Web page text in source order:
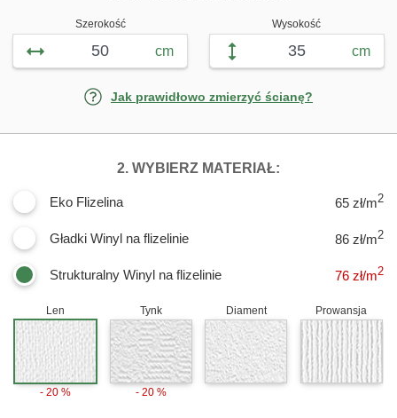
Szerokość
cm
Wysokość
cm
Jak prawidłowo zmierzyć ścianę?
2. WYBIERZ MATERIAŁ:
Eko Flizelina 65 zł/m2
Gładki Winyl na flizelinie 86 zł/m2
Strukturalny Winyl na flizelinie 76 zł/m2
Len
- 20 %
Tynk
- 20 %
Diament Prowansja